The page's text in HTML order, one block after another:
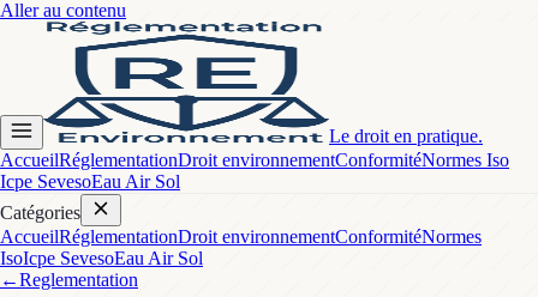
Aller au contenu
Le droit en pratique.
AccueilRéglementationDroit environnementConformitéNormes Iso
Icpe SevesoEau Air Sol
Catégories
AccueilRéglementationDroit environnementConformitéNormes
IsoIcpe SevesoEau Air Sol
←Reglementation